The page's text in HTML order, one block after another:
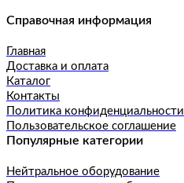
Справочная информация
Главная
Доставка и оплата
Каталог
Контакты
Политика конфиденциальности
Пользовательское соглашение
Популярные категории
Нейтральное оборудование